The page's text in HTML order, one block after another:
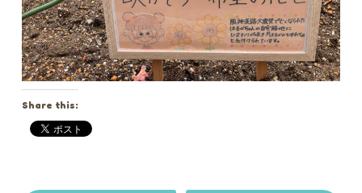
Share this: